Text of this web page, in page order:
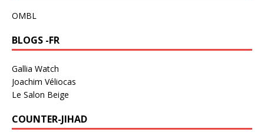
OMBL
BLOGS -FR
Gallia Watch
Joachim Véliocas
Le Salon Beige
COUNTER-JIHAD